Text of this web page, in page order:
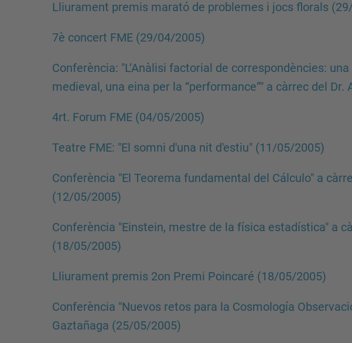
Lliurament premis marató de problemes i jocs florals
7è concert FME (29/04/2005)
Conferència: "L’Anàlisi factorial de correspondències:
medieval, una eina per la “performance”" a càrrec del
4rt. Forum FME (04/05/2005)
Teatre FME: "El somni d'una nit d'estiu" (11/05/2005)
Conferència "El Teorema fundamental del Cálculo" a
(12/05/2005)
Conferència "Einstein, mestre de la física estadística" a
(18/05/2005)
Lliurament premis 2on Premi Poincaré (18/05/2005)
Conferència "Nuevos retos para la Cosmología
Gaztañaga (25/05/2005)